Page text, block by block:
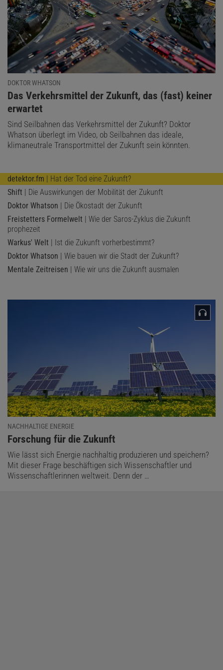
DOKTOR WHATSON
:
Das Verkehrsmittel der Zukunft, das (fast) keiner
erwartet
Sind Seilbahnen das Verkehrsmittel der Zukunft? Doktor
Whatson überlegt im Video, ob Seilbahnen das ideale,
klimaneutrale Transportmittel der Zukunft sein könnten.
detektor.fm | Hat der Tod eine Zukunft?
Shift | Die Auswirkungen der Mobilität der Zukunft
Doktor Whatson | Die Ökostadt der Zukunft
Freistetters Formelwelt | Wie der Saros-Zyklus die Zukunft
prophezeit
Warkus' Welt | Ist die Zukunft vorherbestimmt?
Doktor Whatson | Wie bauen wir die Stadt der Zukunft?
Mentale Zeitreisen | Wie wir uns die Zukunft ausmalen
NACHHALTIGE ENERGIE
:
Forschung für die Zukunft
Wie lässt sich Energie nachhaltig produzieren und speichern?
Mit dieser Frage beschäftigen sich Wissenschaftler und
Wissenschaftlerinnen weltweit. Denn der …